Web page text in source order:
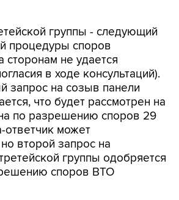
группы - следующий
процедуры споров
сторонам не удается
в ходе консультаций).
запрос на созыв панели
что будет рассмотрен на
по разрешению споров 29
ответчик может
второй запрос на
группы одобряется
споров ВТО